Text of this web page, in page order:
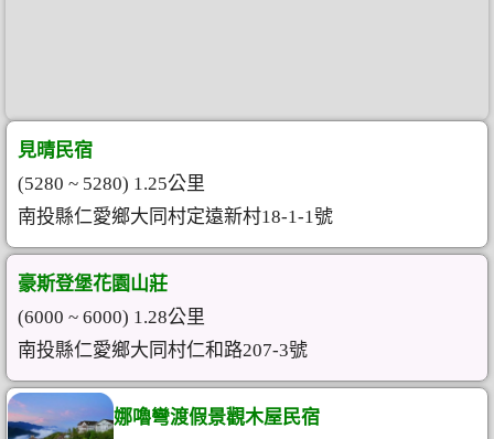
見晴民宿
(5280 ~ 5280) 1.25公里
南投縣仁愛鄉大同村定遠新村18-1-1號
豪斯登堡花園山莊
(6000 ~ 6000) 1.28公里
南投縣仁愛鄉大同村仁和路207-3號
娜嚕彎渡假景觀木屋民宿